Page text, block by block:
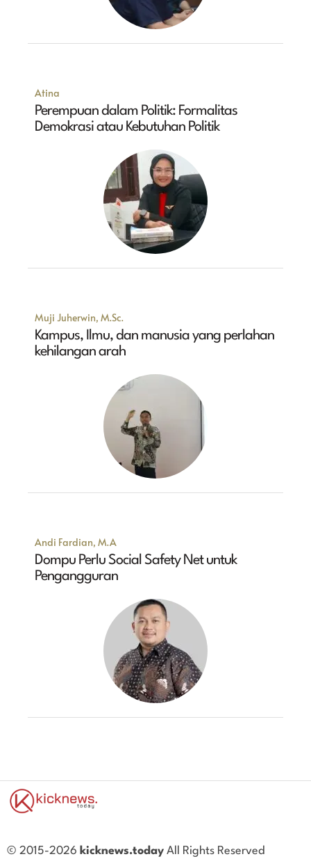
Atina
Perempuan dalam Politik: Formalitas
Demokrasi atau Kebutuhan Politik
Muji Juherwin, M.Sc.
Kampus, Ilmu, dan manusia yang perlahan
kehilangan arah
Andi Fardian, M.A
Dompu Perlu Social Safety Net untuk
Pengangguran
© 2015-2026 kicknews.today All Rights Reserved